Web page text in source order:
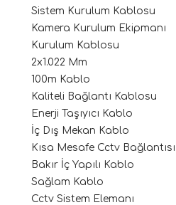
Sistem Kurulum Kablosu
Kamera Kurulum Ekipmanı
Kurulum Kablosu
2x1.022 Mm
100m Kablo
Kaliteli Bağlantı Kablosu
Enerji Taşıyıcı Kablo
İç Dış Mekan Kablo
Kısa Mesafe Cctv Bağlantısı
Bakır İç Yapılı Kablo
Sağlam Kablo
Cctv Sistem Elemanı